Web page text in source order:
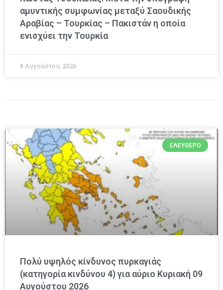
αμυντικής συμφωνίας μεταξύ Σαουδικής
Αραβίας – Τουρκίας – Πακιστάν η οποία
ενισχύει την Τουρκία
8 Αυγούστου, 2026
ΕΛΕΎΘΕΡΟ
Πολύ υψηλός κίνδυνος πυρκαγιάς
(κατηγορία κινδύνου 4) για αύριο Κυριακή 09
Αυγούστου 2026